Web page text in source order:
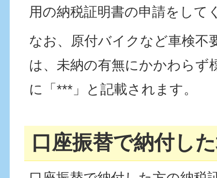
用の納税証明書の申請をして
なお、原付バイクなど車検不
は、未納の有無にかかわらず
に「***」と記載されます。
口座振替で納付し